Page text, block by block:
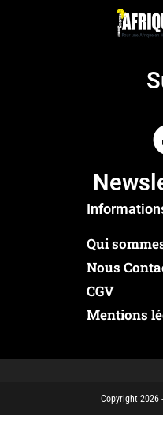
Qui
Nous
CGV
Mentions
Copyright 2026